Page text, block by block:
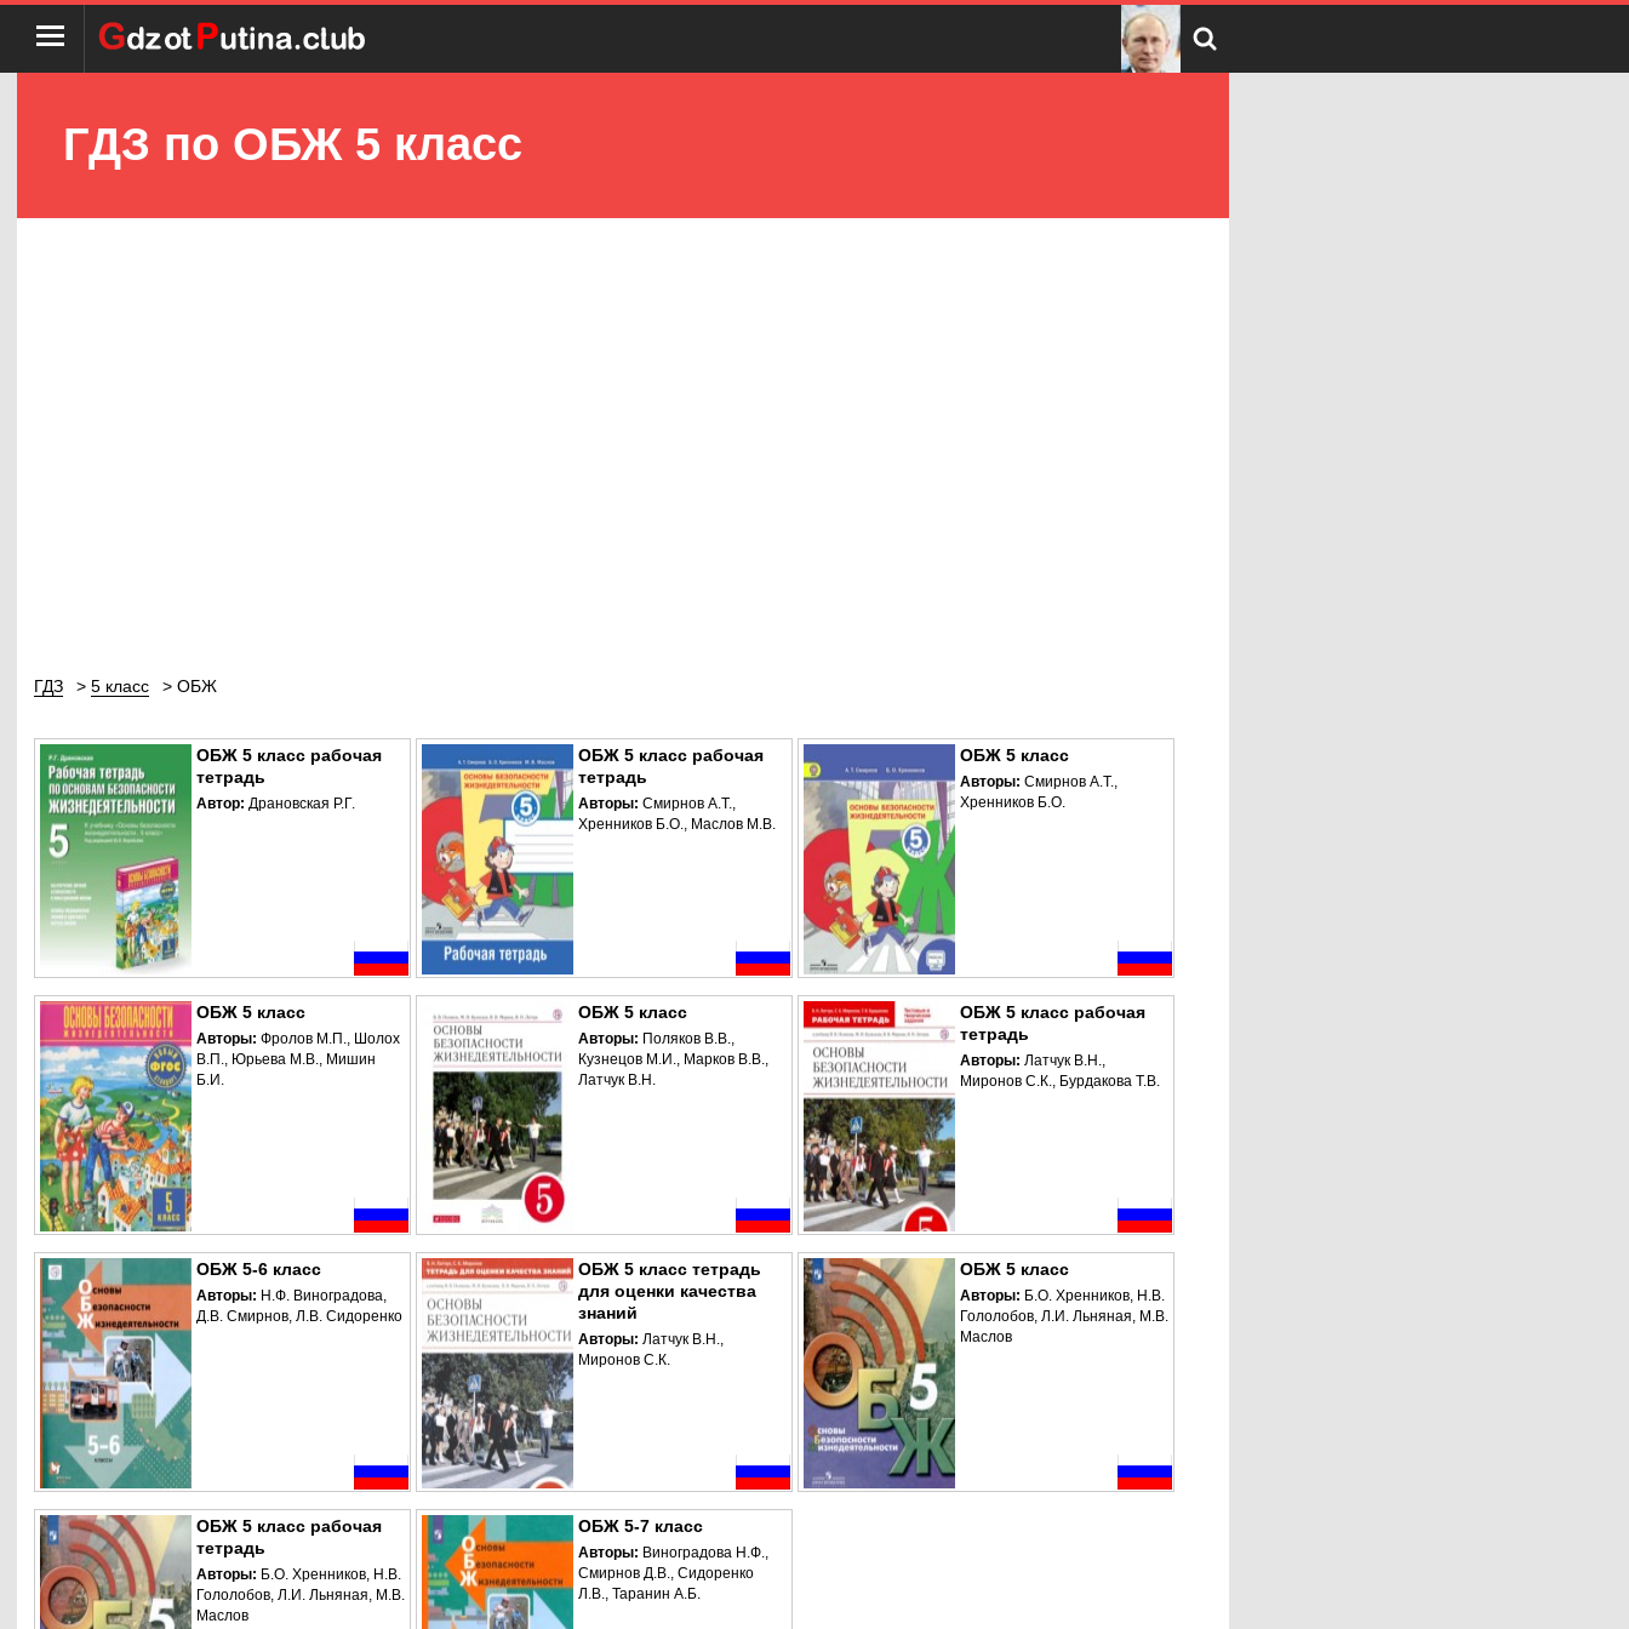
ГДЗ по ОБЖ 5 класс
ГДЗ 5 класс ОБЖ
ОБЖ 5 класс рабочая
тетрадь
Автор: Драновская Р.Г.
ОБЖ 5 класс рабочая
тетрадь
Авторы: Смирнов А.Т.,
Хренников Б.О., Маслов М.В.
ОБЖ 5 класс
Авторы: Смирнов А.Т.,
Хренников Б.О.
ОБЖ 5 класс
Авторы: Фролов М.П., Шолох
В.П., Юрьева М.В., Мишин
Б.И.
ОБЖ 5 класс
Авторы: Поляков В.В.,
Кузнецов М.И., Марков В.В.,
Латчук В.Н.
ОБЖ 5 класс рабочая
тетрадь
Авторы: Латчук В.Н.,
Миронов С.К., Бурдакова Т.В.
ОБЖ 5-6 класс
Авторы: Н.Ф. Виноградова,
Д.В. Смирнов, Л.В. Сидоренко
ОБЖ 5 класс тетрадь
для оценки качества
знаний
Авторы: Латчук В.Н.,
Миронов С.К.
ОБЖ 5 класс
Авторы: Б.О. Хренников, Н.В.
Гололобов, Л.И. Льняная, М.В.
Маслов
ОБЖ 5 класс рабочая
тетрадь
Авторы: Б.О. Хренников, Н.В.
Гололобов, Л.И. Льняная, М.В.
Маслов
ОБЖ 5-7 класс
Авторы: Виноградова Н.Ф.,
Смирнов Д.В., Сидоренко
Л.В., Таранин А.Б.